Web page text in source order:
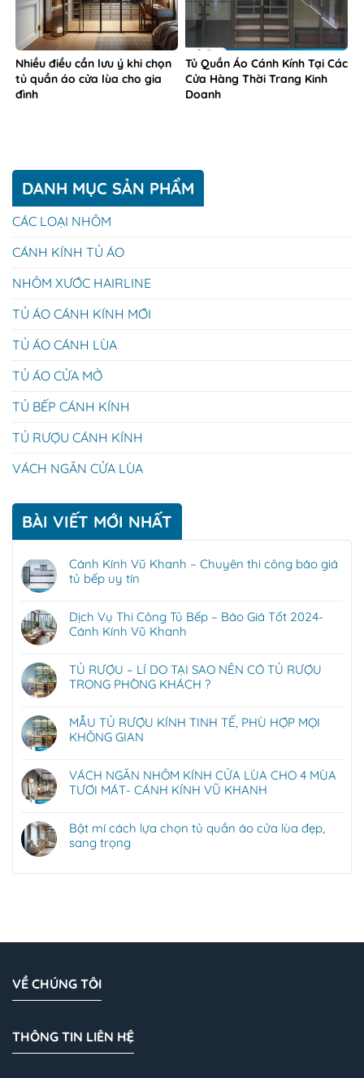
Nhiều điều cần lưu ý khi chọn
tủ quần áo cửa lùa cho gia
đình
Tủ Quần Áo Cánh Kính Tại Các
Cửa Hàng Thời Trang Kinh
Doanh
DANH MỤC SẢN PHẨM
CÁC LOẠI NHÔM
CÁNH KÍNH TỦ ÁO
NHÔM XƯỚC HAIRLINE
TỦ ÁO CÁNH KÍNH MỚI
TỦ ÁO CÁNH LÙA
TỦ ÁO CỬA MỞ
TỦ BẾP CÁNH KÍNH
TỦ RƯỢU CÁNH KÍNH
VÁCH NGĂN CỬA LÙA
BÀI VIẾT MỚI NHẤT
Cánh Kính Vũ Khanh – Chuyên thi công báo giá
tủ bếp uy tín
Dịch Vụ Thi Công Tủ Bếp – Báo Giá Tốt 2024-
Cánh Kính Vũ Khanh
TỦ RƯỢU – LÍ DO TẠI SAO NÊN CÓ TỦ RƯỢU
TRONG PHÒNG KHÁCH ?
MẪU TỦ RƯỢU KÍNH TINH TẾ, PHÙ HỢP MỌI
KHÔNG GIAN
VÁCH NGĂN NHÔM KÍNH CỬA LÙA CHO 4 MÙA
TƯƠI MÁT- CÁNH KÍNH VŨ KHANH
Bật mí cách lựa chọn tủ quần áo cửa lùa đẹp,
sang trọng
VỀ CHÚNG TÔI
THÔNG TIN LIÊN HỆ